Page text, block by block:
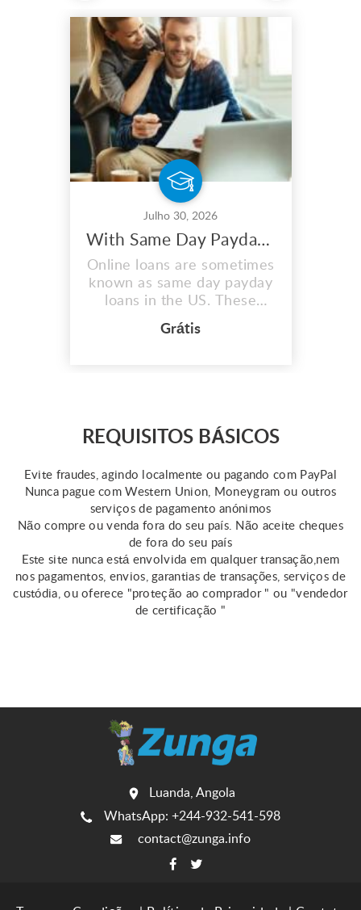
Julho 30, 2026
With Same Day Payday Loans, You May Maximize Your Earnings
Online loans are sometimes
known as same day payday
loans in the US. These
quick same day loans assist
those in need in covering
vary by state. Online
resources provide some
...
Grátis
REQUISITOS BÁSICOS
Evite fraudes, agindo localmente ou pagando com PayPal
Nunca pague com Western Union, Moneygram ou outros
serviços de pagamento anónimos
Não compre ou venda fora do seu país. Não aceite cheques
de fora do seu país
Este site nunca está envolvida em qualquer transação,nem
nos pagamentos, envios, garantias de transações, serviços de
custódia, ou oferece "proteção ao comprador " ou "vendedor
de certificação "
Luanda, Angola
WhatsApp: +244-932-541-598
contact@zunga.info